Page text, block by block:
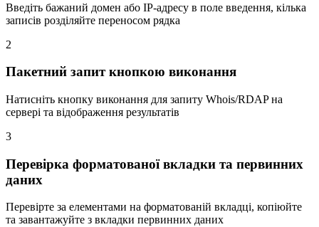
Введіть бажаний домен або IP-адресу в поле введення, кілька
записів розділяйте переносом рядка
2
Пакетний запит кнопкою виконання
Натисніть кнопку виконання для запиту Whois/RDAP на
сервері та відображення результатів
3
Перевірка форматованої вкладки та первинних
даних
Перевірте за елементами на форматованій вкладці, копіюйте
та завантажуйте з вкладки первинних даних